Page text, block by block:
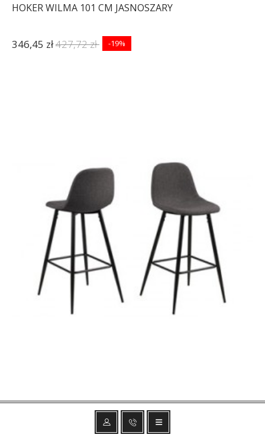
HOKER WILMA 101 CM JASNOSZARY
346,45 zł427,72 zł -19%
HOKER WILMA 91 CM CIEMNOSZARY